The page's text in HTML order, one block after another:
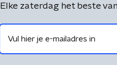
Elke zaterdag het beste